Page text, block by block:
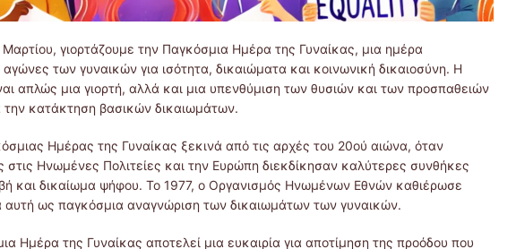
γιορτάζουμε την Παγκόσμια Ημέρα της Γυναίκας, μια ημέρα
των γυναικών για ισότητα, δικαιώματα και κοινωνική δικαιοσύνη. Η
απλώς μια γιορτή, αλλά και μια υπενθύμιση των θυσιών και των προσπαθειών
την κατάκτηση βασικών δικαιωμάτων.
Ημέρας της Γυναίκας ξεκινά από τις αρχές του 20ού αιώνα, όταν
στις Ηνωμένες Πολιτείες και την Ευρώπη διεκδίκησαν καλύτερες συνθήκες
και δικαίωμα ψήφου. Το 1977, ο Οργανισμός Ηνωμένων Εθνών καθιέρωσε
αυτή ως παγκόσμια αναγνώριση των δικαιωμάτων των γυναικών.
Ημέρα της Γυναίκας αποτελεί μια ευκαιρία για αποτίμηση της προόδου που